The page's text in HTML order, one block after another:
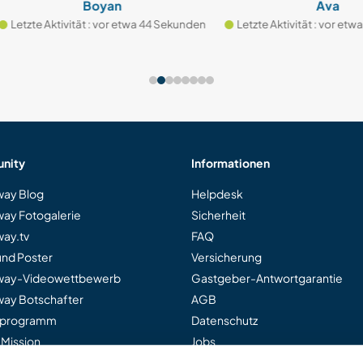
Boyan
Aktivität : vor etwa 44 Sekunden Letzte Aktivität : vor etwa 55
Blog
Fotogalerie
Poster
Videowettbewerb
Botschafter
Informationen
Helpdesk
Sicherheit
FAQ
Versicherung
Gastgeber-Antwortgarantie
AGB
Datenschutz
Jobs